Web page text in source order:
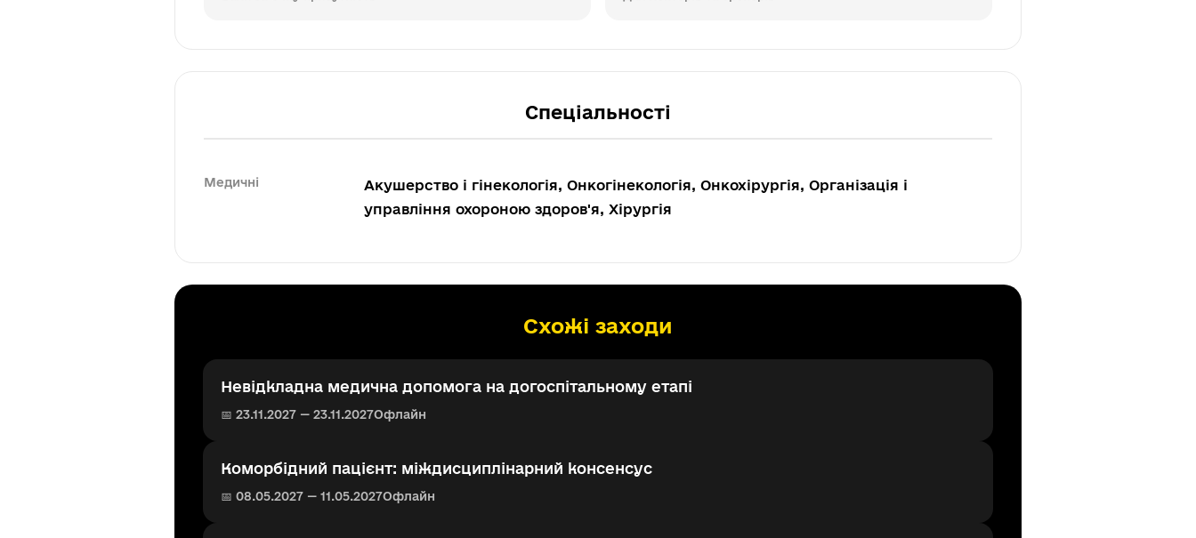
Спеціальності
Медичні
Акушерство і гінекологія, Онкогінекологія, Онкохірургія, Організація і
управління охороною здоров'я, Хірургія
Схожі заходи
Невідкладна медична допомога на догоспітальному етапі
📅 23.11.2027 — 23.11.2027Офлайн
Коморбідний пацієнт: міждисциплінарний консенсус
📅 08.05.2027 — 11.05.2027Офлайн